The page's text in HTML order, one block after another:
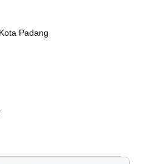
Kota Padang